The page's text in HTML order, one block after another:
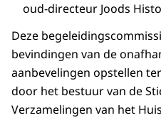
oud-directeur Joods
Deze
bevindingen van de
aanbevelingen opstellen
door het bestuur van de
Verzamelingen van het